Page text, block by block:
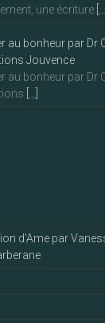
une écriture
au bonheur par Dr
Jouvence
au bonheur par Dr
d’Ame par